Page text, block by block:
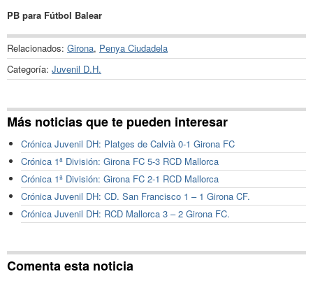
PB para Fútbol Balear
Relacionados: Girona, Penya Ciudadela
Categoría: Juvenil D.H.
Más noticias que te pueden interesar
Crónica Juvenil DH: Platges de Calvià 0-1 Girona FC
Crónica 1ª División: Girona FC 5-3 RCD Mallorca
Crónica 1ª División: Girona FC 2-1 RCD Mallorca
Crónica Juvenil DH: CD. San Francisco 1 – 1 Girona CF.
Crónica Juvenil DH: RCD Mallorca 3 – 2 Girona FC.
Comenta esta noticia